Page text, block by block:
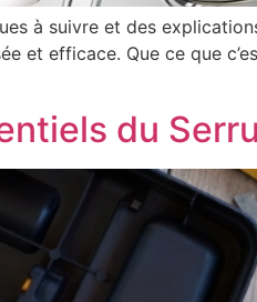
à suivre et des
et efficace. Que ce que
du